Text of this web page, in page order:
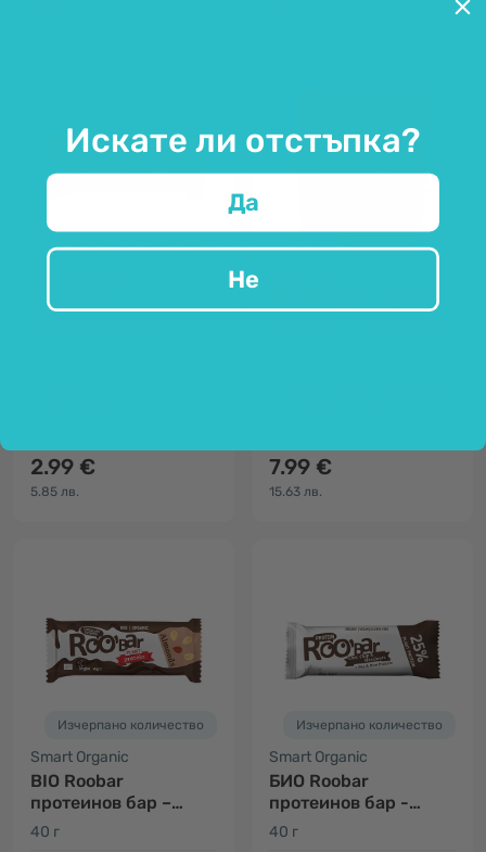
Изчерпано количество
BIO Roobar
2.99 €
5.85 лв.
BIO Плодови кубчета
7.99 €
15.63 лв.
Изчерпано количество
Smart Organic
BIO Roobar
протеинов бар –
бадеми & шоколад
40 г
Изчерпано количество
Smart Organic
БИО Roobar
протеинов бар -
шоколад & лешници
40 г
Искате ли отстъпка?
Да
Не